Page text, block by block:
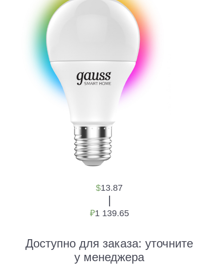
$13.87
|
₽1 139.65
Доступно для заказа:уточните
у менеджера